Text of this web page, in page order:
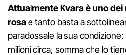
Attualmente Kvara è uno dei
rosae tanto basta a
paradossale la sua
milioni circa, somma che lo